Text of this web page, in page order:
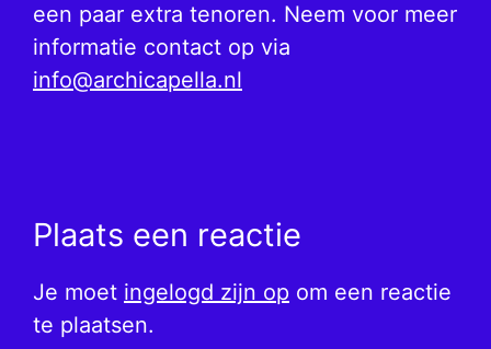
een paar extra tenoren. Neem voor meer
informatie contact op via
info@archicapella.nl
Plaats een reactie
Je moet ingelogd zijn op om een reactie
te plaatsen.